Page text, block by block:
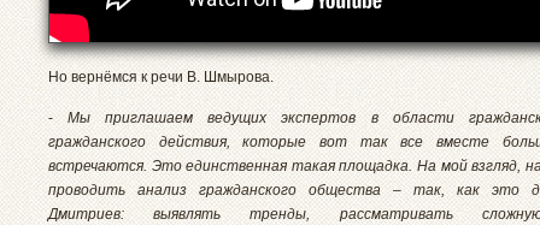
Но вернёмся к речи В. Шмырова.
-Мы приглашаем ведущих экспертов в области
гражданского действия, которые вот так все вместе
встречаются. Это единственная такая площадка. На мой взгляд,
проводить анализ гражданского общества – так, как это
Дмитриев: выявлять тренды, рассматривать